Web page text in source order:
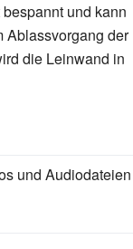
und kann
Ablassvorgang der
die Leinwand in
und Audiodateien